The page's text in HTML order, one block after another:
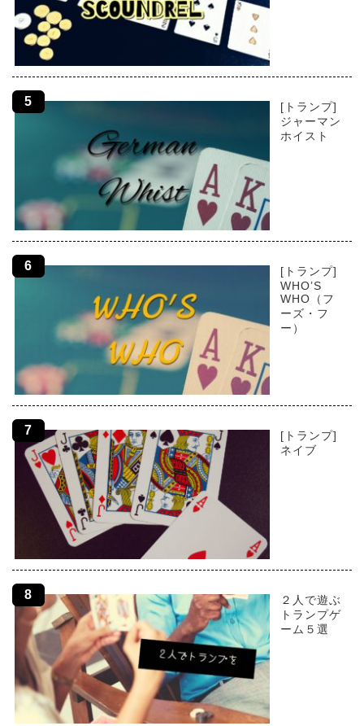
[トランプ]
ジャーマン
ホイスト
[トランプ]
WHO’S
WHO（フ
ーズ・フ
ー）
[トランプ]
ネイブ
２人で遊ぶ
トランプゲ
ーム５選